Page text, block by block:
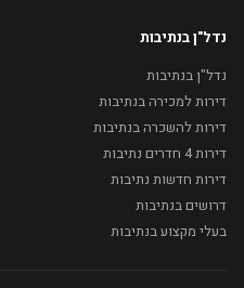
נדל"ן בנתיבות
נדל"ן בנתיבות
דירות למכירה בנתיבות
דירות להשכרה בנתיבות
דירות 4 חדרים נתיבות
דירות חדשות נתיבות
דרושים בנתיבות
בעלי מקצוע בנתיבות